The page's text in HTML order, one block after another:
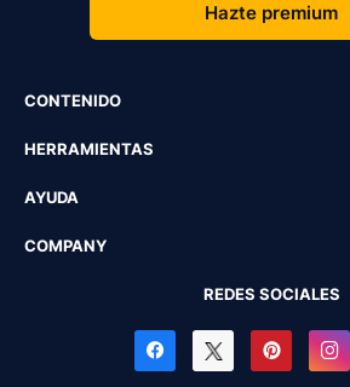
Hazte premium
CONTENIDO
HERRAMIENTAS
AYUDA
COMPANY
REDES SOCIALES